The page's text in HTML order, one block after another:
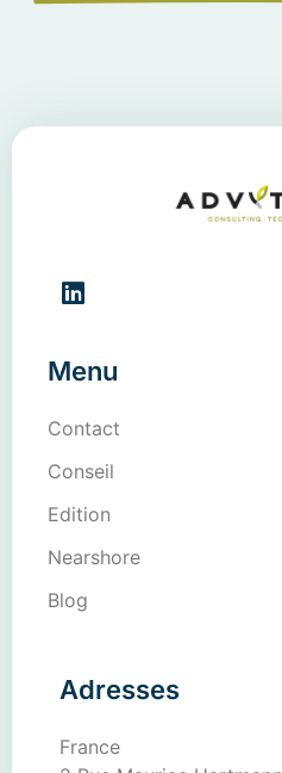
Menu
Contact
Conseil
Edition
Nearshore
Blog
Adresses
France